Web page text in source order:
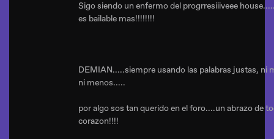
Sigo siendo un enfermo del progrresiiiveee
es bailable mas!!!!!!!!
DEMIAN.....siempre usando las palabras justas, ni
ni menos.....
por algo sos tan querido en el foro....un abrazo de
corazon!!!!